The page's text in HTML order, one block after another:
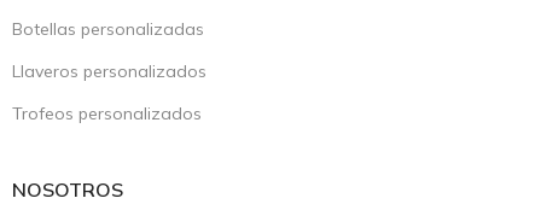
Botellas personalizadas
Llaveros personalizados
Trofeos personalizados
NOSOTROS